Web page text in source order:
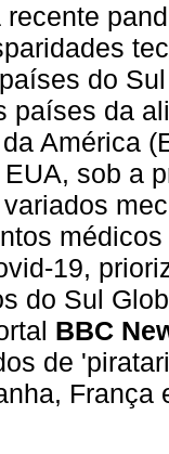
recente
do
países da
América
sob a
19,
do Sul
BBC
de
França